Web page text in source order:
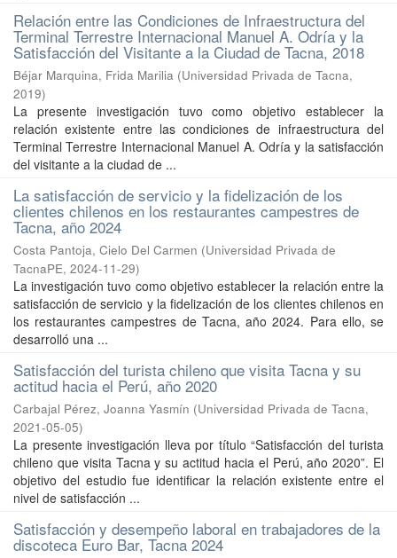
Relación entre las Condiciones de Infraestructura del
Terminal Terrestre Internacional Manuel A. Odría y la
Satisfacción del Visitante a la Ciudad de Tacna, 2018
Béjar Marquina, Frida Marilia (Universidad Privada de Tacna,
2019)
La presente investigación tuvo como objetivo establecer la
relación existente entre las condiciones de infraestructura del
Terminal Terrestre Internacional Manuel A. Odría y la satisfacción
del visitante a la ciudad de ...
La satisfacción de servicio y la fidelización de los
clientes chilenos en los restaurantes campestres de
Tacna, año 2024
Costa Pantoja, Cielo Del Carmen (Universidad Privada de
TacnaPE, 2024-11-29)
La investigación tuvo como objetivo establecer la relación entre la
satisfacción de servicio y la fidelización de los clientes chilenos en
los restaurantes campestres de Tacna, año 2024. Para ello, se
desarrolló una ...
Satisfacción del turista chileno que visita Tacna y su
actitud hacia el Perú, año 2020
Carbajal Pérez, Joanna Yasmín (Universidad Privada de Tacna,
2021-05-05)
La presente investigación lleva por título “Satisfacción del turista
chileno que visita Tacna y su actitud hacia el Perú, año 2020”. El
objetivo del estudio fue identificar la relación existente entre el
nivel de satisfacción ...
Satisfacción y desempeño laboral en trabajadores de la
discoteca Euro Bar, Tacna 2024